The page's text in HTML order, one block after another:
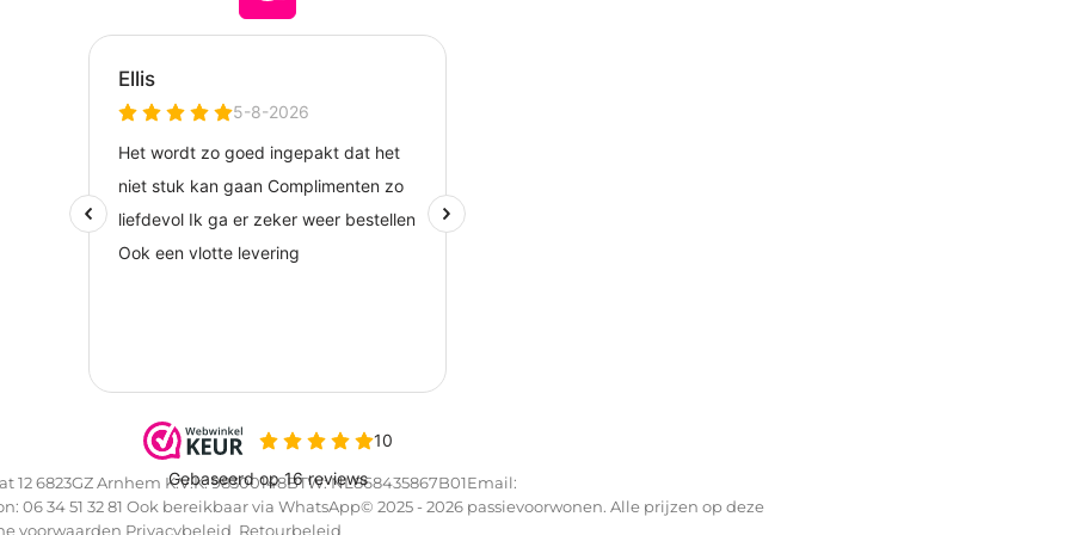
12 6823GZ Arnhem K.V.K: 98300148BTW: NL868435867B01Email:
06 34 51 32 81 Ook bereikbaar via WhatsApp© 2025 - 2026 passievoorwonen. Alle prijzen op deze
voorwaarden Privacybeleid Retourbeleid